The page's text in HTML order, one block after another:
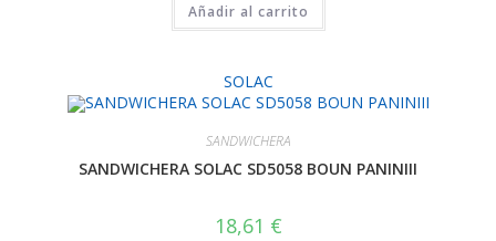
Añadir al carrito
SOLAC
SANDWICHERA
SANDWICHERA SOLAC SD5058 BOUN PANINIII
18,61 €